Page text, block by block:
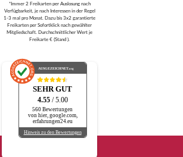
*Immer 2 Freikarten per Auslosung nach
Verfügbarkeit, je nach Interessen in der Regel
1-3 mal pro Monat. Dazu bis 3x2 garantierte
Freikarten per Sofortklick nach gewählter
Mitgliedschaft. Durchschnittlicher Wert je
Freikarte € (Stand ).
AUSGEZEICHNET.org
SEHR GUT
4.55 / 5.00
560 Bewertungen
von hier, google.com,
erfahrungen24.eu
Hinweis zu den Bewertungen